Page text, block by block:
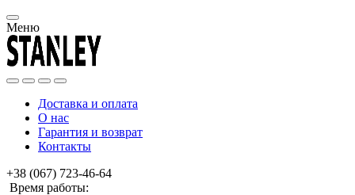
Меню
Доставка и оплата
О нас
Гарантия и возврат
Контакты
+38 (067) 723-46-64
Время работы: